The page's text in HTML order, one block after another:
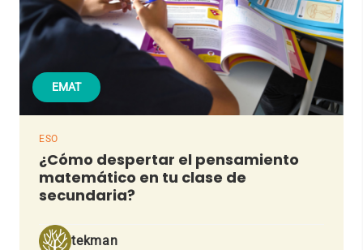
EMAT
ESO
¿Cómo despertar el pensamiento
matemático en tu clase de
secundaria?
tekman